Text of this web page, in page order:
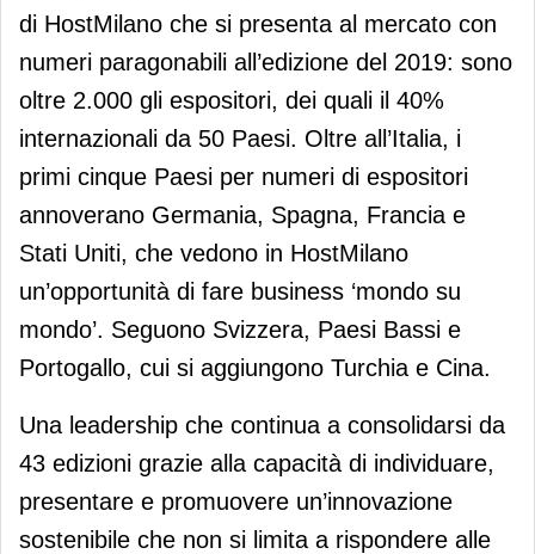
di HostMilano che si presenta al mercato con
numeri paragonabili all’edizione del 2019: sono
oltre 2.000 gli espositori, dei quali il 40%
internazionali da 50 Paesi. Oltre all’Italia, i
primi cinque Paesi per numeri di espositori
annoverano Germania, Spagna, Francia e
Stati Uniti, che vedono in HostMilano
un’opportunità di fare business ‘mondo su
mondo’. Seguono Svizzera, Paesi Bassi e
Portogallo, cui si aggiungono Turchia e Cina.
Una leadership che continua a consolidarsi da
43 edizioni grazie alla capacità di individuare,
presentare e promuovere un’innovazione
sostenibile che non si limita a rispondere alle